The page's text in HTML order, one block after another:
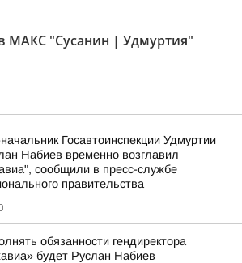
МАКС "Сусанин | Удмуртия"
Госавтоинспекции Удмуртии
Набиев временно возглавил
сообщили в пресс-службе
правительства
обязанности гендиректора
будет Руслан Набиев